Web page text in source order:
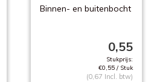
Binnen- en buitenbocht
0,55
Stukprijs:
€0,55 / Stuk
(0,67 Incl. btw)